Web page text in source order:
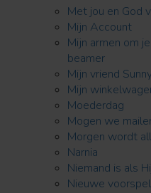
Met jou en God
Mijn Account
Mijn armen om
beamer
Mijn vriend
Mijn
Moederdag
Mogen we
Morgen wordt
Narnia
Niemand is als
Nieuwe